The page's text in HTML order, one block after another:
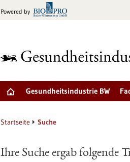
Powered by
Gesundheitsindustrie BW
Startseite Suche
Ihre Suche ergab folgende